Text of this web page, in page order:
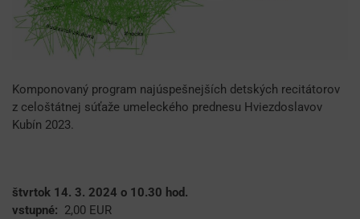
Komponovaný program najúspešnejších detských recitátorov
z celoštátnej súťaže umeleckého prednesu Hviezdoslavov
Kubín 2023.
štvrtok 14. 3. 2024 o 10.30 hod.
vstupné: 2,00 EUR